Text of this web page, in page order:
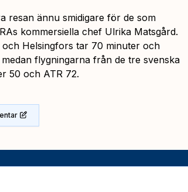
resan ännu smidigare för de som
kommersiella chef Ulrika Matsgård.
Helsingfors tar 70 minuter och
flygningarna från de tre svenska
50 och ATR 72.